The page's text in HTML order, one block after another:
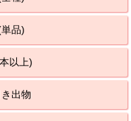
品)
以上)
出物